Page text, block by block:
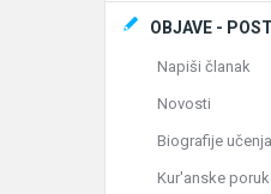
OBJAVE -
Napiši članak
Novosti
Biografije
Kur'anske